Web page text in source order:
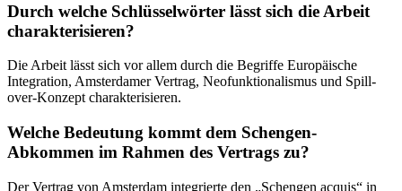
Durch welche Schlüsselwörter lässt sich die Arbeit
charakterisieren?
Die Arbeit lässt sich vor allem durch die Begriffe Europäische
Integration, Amsterdamer Vertrag, Neofunktionalismus und Spill-
over-Konzept charakterisieren.
Welche Bedeutung kommt dem Schengen-
Abkommen im Rahmen des Vertrags zu?
Der Vertrag von Amsterdam integrierte den „Schengen acquis“ in